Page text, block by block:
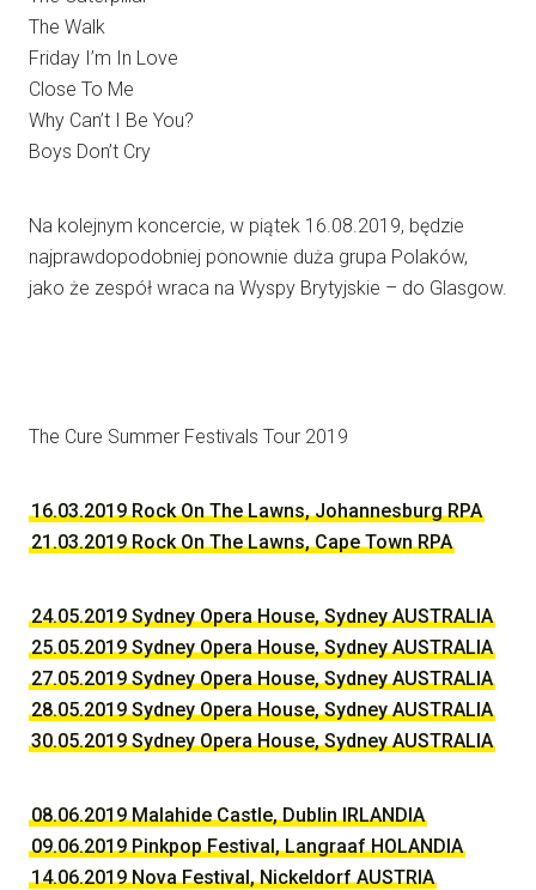
The Walk
Friday I’m In Love
Close To Me
Why Can’t I Be You?
Boys Don’t Cry
Na kolejnym koncercie, w piątek 16.08.2019, będzie
najprawdopodobniej ponownie duża grupa Polaków,
jako że zespół wraca na Wyspy Brytyjskie – do Glasgow.
The Cure Summer Festivals Tour 2019
16.03.2019 Rock On The Lawns, Johannesburg RPA
21.03.2019 Rock On The Lawns, Cape Town RPA
24.05.2019 Sydney Opera House, Sydney AUSTRALIA
25.05.2019 Sydney Opera House, Sydney AUSTRALIA
27.05.2019 Sydney Opera House, Sydney AUSTRALIA
28.05.2019 Sydney Opera House, Sydney AUSTRALIA
30.05.2019 Sydney Opera House, Sydney AUSTRALIA
08.06.2019 Malahide Castle, Dublin IRLANDIA
09.06.2019 Pinkpop Festival, Langraaf HOLANDIA
14.06.2019 Nova Festival, Nickeldorf AUSTRIA